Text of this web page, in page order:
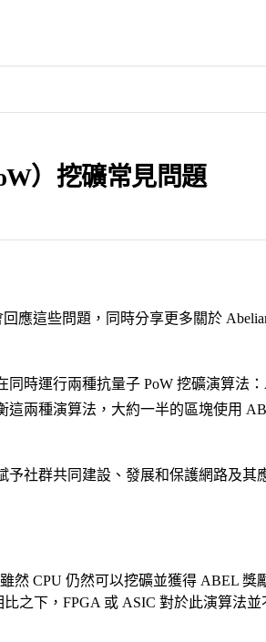
）挖礦常見問題
應這些問題，同時分享更多關於
同時運行兩種抗量子 PoW 挖礦演算法
這兩種演算法，大約一半的區塊使用
予社群共同建設、發展和保護網路及其
然 CPU 仍然可以挖礦並獲得 ABEL 獎
之下，FPGA 或 ASIC 對於此演算法